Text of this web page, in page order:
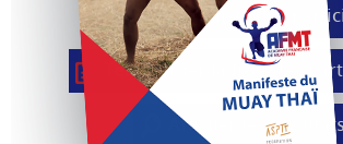
Afficher la liste des
Télécharger la liste des
Afficher les résultats